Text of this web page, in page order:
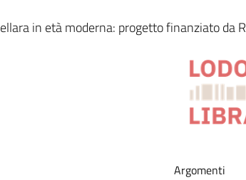
in età moderna: progetto finanziato da
Argomenti